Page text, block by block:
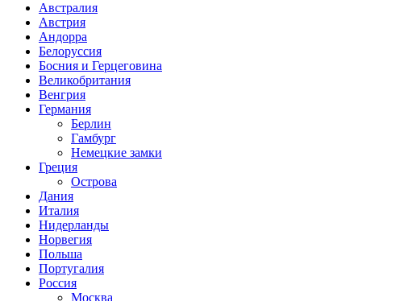
Австралия
Австрия
Андорра
Белоруссия
Босния и Герцеговина
Великобритания
Венгрия
Германия
Берлин
Гамбург
Немецкие замки
Греция
Острова
Дания
Италия
Нидерланды
Норвегия
Польша
Португалия
Россия
Москва